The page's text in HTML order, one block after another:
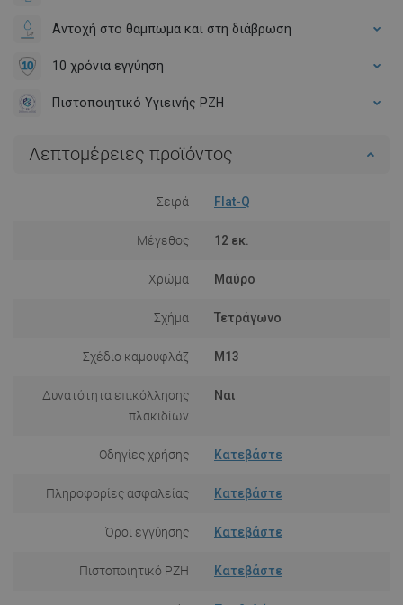
Αντοχή στο θαμπωμα και στη διάβρωση
10 χρόνια εγγύηση
Πιστοποιητικό Υγιεινής PZH
Λεπτομέρειες προϊόντος
Σειρά Flat-Q
Μέγεθος 12 εκ.
Χρώμα Μαύρο
Σχήμα Τετράγωνο
Σχέδιο καμουφλάζ M13
Δυνατότητα επικόλλησης
πλακιδίων
Ναι
Οδηγίες χρήσης Κατεβάστε
Πληροφορίες ασφαλείας Κατεβάστε
Όροι εγγύησης Κατεβάστε
Πιστοποιητικό PZH Κατεβάστε